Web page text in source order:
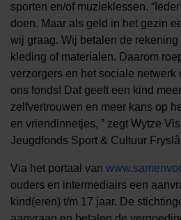
sporten en/of muzieklessen.
doen. Maar als geld in het gezin
wij graag. Wij betalen de rekening
kleding of materialen. Daarom
verzorgers en het sociale netwerk
ons fonds! Dat geeft een kind
zelfvertrouwen en meer kans op
en vriendinnetjes, ” zegt Wytze
Jeugdfonds Sport & Cultuur
Via het portaal van
ouders en intermediairs een
kind(eren) t/m 17 jaar. De